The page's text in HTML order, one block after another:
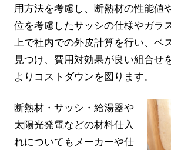
用方法を考慮し、断熱材の性能値
位を考慮したサッシの仕様やガラ
上で社内での外皮計算を行い、ベ
見つけ、費用対効果が良い組合せ
よりコストダウンを図ります。
断熱材・サッシ・給湯器や
太陽光発電などの材料仕入
れについてもメーカーや仕